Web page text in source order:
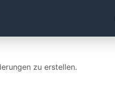
zu erstellen.